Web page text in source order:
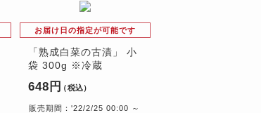
お届け日の指定が可能です
「熟成白菜の古漬」 小
袋 300g ※冷蔵
648円 （税込）
販売期間：'22/2/25 00:00 ～